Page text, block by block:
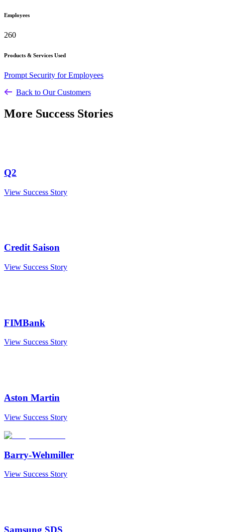
Employees
260
Products & Services Used
Prompt Security for Employees
Back to Our Customers
More Success Stories
Q2
View Success Story
Credit Saison
View Success Story
FIMBank
View Success Story
Aston Martin
View Success Story
Barry-Wehmiller
View Success Story
Samsung SDS